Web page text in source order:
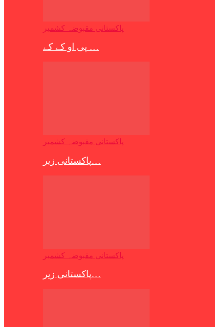
پاکستانی مقبوضہ کشمیر
پی او کے کے …
پاکستانی مقبوضہ کشمیر
پاکستانی زیر…
پاکستانی مقبوضہ کشمیر
پاکستانی زیر…